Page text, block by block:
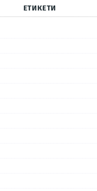
ЕТИКЕТИ